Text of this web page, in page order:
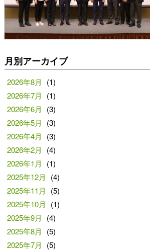
月別アーカイブ
2026年8月
(1)
2026年7月
(1)
2026年6月
(3)
2026年5月
(3)
2026年4月
(3)
2026年2月
(4)
2026年1月
(1)
2025年12月
(4)
2025年11月
(5)
2025年10月
(1)
2025年9月
(4)
2025年8月
(5)
2025年7月
(5)